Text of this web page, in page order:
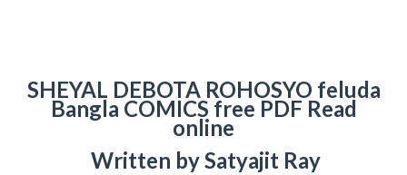
SHEYAL DEBOTA ROHOSYO feluda
Bangla COMICS free PDF Read
online
Written by Satyajit Ray